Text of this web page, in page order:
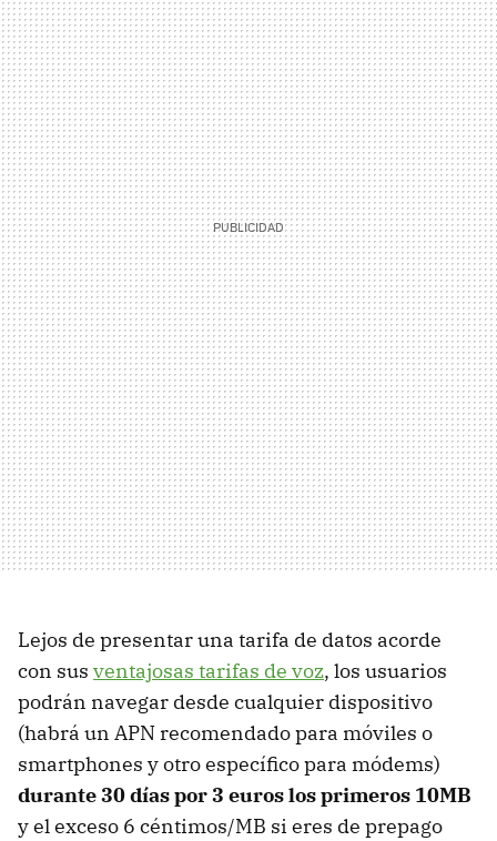
Lejos de presentar una tarifa de datos acorde
con sus ventajosas tarifas de voz, los usuarios
podrán navegar desde cualquier dispositivo
(habrá un APN recomendado para móviles o
smartphones y otro específico para módems)
durante 30 días por 3 euros los primeros 10MB
y el exceso 6 céntimos/MB si eres de prepago